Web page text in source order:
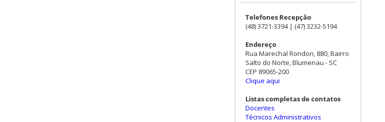
Telefones Recepção
(48) 3721-3394 | (47) 3232-5194
Endereço
Rua Marechal Rondon, 880, Bairro
Salto do Norte, Blumenau - SC
CEP 89065-200
Clique aqui
Listas completas de contatos
Docentes
Técnicos Administrativos